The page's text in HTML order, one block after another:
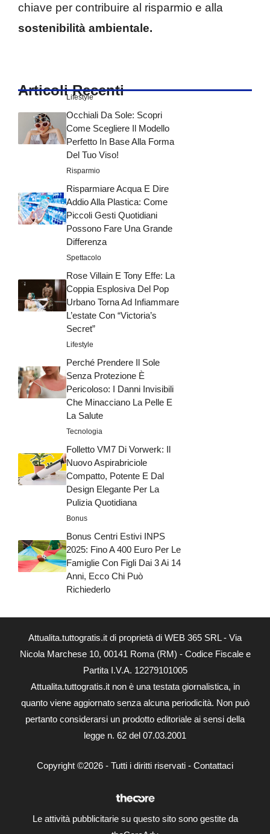
chiave per contribuire al risparmio e alla
sostenibilità ambientale.
Articoli Recenti
Lifestyle
Occhiali Da Sole: Scopri
Come Scegliere Il Modello
Perfetto In Base Alla Forma
Del Tuo Viso!
Risparmio
Risparmiare Acqua E Dire
Addio Alla Plastica: Come
Piccoli Gesti Quotidiani
Possono Fare Una Grande
Differenza
Spettacolo
Rose Villain E Tony Effe: La
Coppia Esplosiva Del Pop
Urbano Torna Ad Infiammare
L’estate Con “Victoria’s
Secret”
Lifestyle
Perché Prendere Il Sole
Senza Protezione È
Pericoloso: I Danni Invisibili
Che Minacciano La Pelle E
La Salute
Tecnologia
Folletto VM7 Di Vorwerk: Il
Nuovo Aspirabriciole
Compatto, Potente E Dal
Design Elegante Per La
Pulizia Quotidiana
Bonus
Bonus Centri Estivi INPS
2025: Fino A 400 Euro Per Le
Famiglie Con Figli Dai 3 Ai 14
Anni, Ecco Chi Può
Richiederlo
Attualita.tuttogratis.it di proprietà di WEB 365 SRL - Via
Nicola Marchese 10, 00141 Roma (RM) - Codice Fiscale e
Partita I.V.A. 12279101005
Attualita.tuttogratis.it non è una testata giornalistica, in
quanto viene aggiornato senza alcuna periodicità. Non può
pertanto considerarsi un prodotto editoriale ai sensi della
legge n. 62 del 07.03.2001
Copyright ©2026 - Tutti i diritti riservati - Contattaci
Le attività pubblicitarie su questo sito sono gestite da